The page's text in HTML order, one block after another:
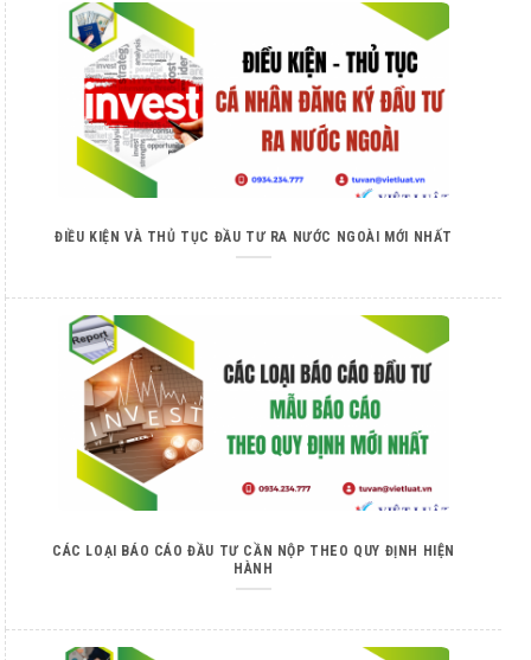
ĐIỀU KIỆN VÀ THỦ TỤC ĐẦU TƯ RA NƯỚC NGOÀI MỚI NHẤT
CÁC LOẠI BÁO CÁO ĐẦU TƯ CẦN NỘP THEO QUY ĐỊNH HIỆN
HÀNH